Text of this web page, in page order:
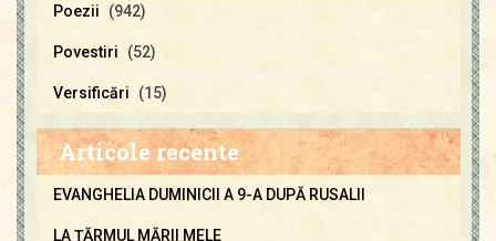
Poezii (942)
Povestiri (52)
Versificări (15)
Articole recente
EVANGHELIA DUMINICII A 9-A DUPĂ RUSALII
LA ŢĂRMUL MĂRII MELE